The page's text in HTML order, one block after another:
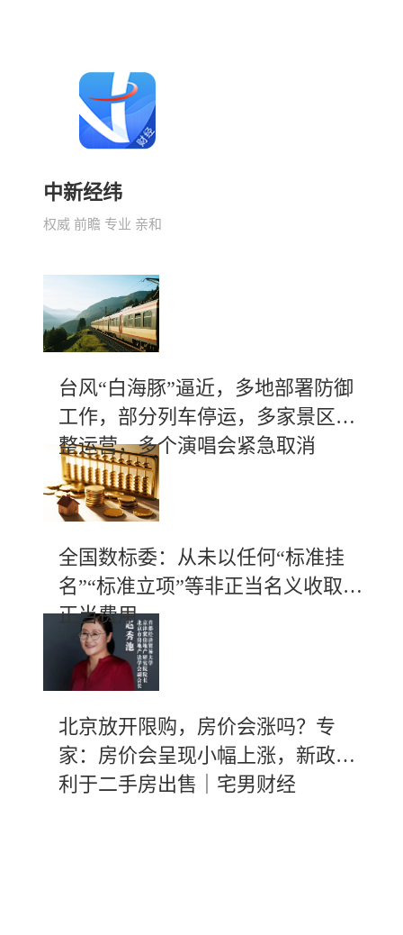
中新经纬
权威 前瞻 专业 亲和
台风“白海豚”逼近，多地部署防御
工作，部分列车停运，多家景区调
整运营，多个演唱会紧急取消
全国数标委：从未以任何“标准挂
名”“标准立项”等非正当名义收取不
正当费用
北京放开限购，房价会涨吗？专
家：房价会呈现小幅上涨，新政有
利于二手房出售｜宅男财经